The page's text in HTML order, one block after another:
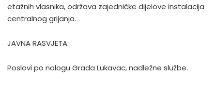
etažnih vlasnika, održava zajedničke dijelove instalacija
centralnog grijanja.
JAVNA RASVJETA:
Poslovi po nalogu Grada Lukavac, nadležne službe.